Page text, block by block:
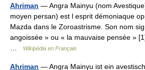
Ahriman — Angra Mainyu (nom
moyen persan) est l esprit démoniaque
Mazda dans le Zoroastrisme. Son nom
angoissée » ou « la mauvaise pensée »
Wikipédia en Français
Ahriman — Angra Mainyu ist ein